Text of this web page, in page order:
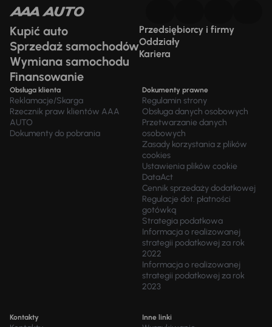
Kupić auto
Sprzedaż samochodów
Wymiana samochodu
Finansowanie
Przedsiębiorcy i firmy
Oddziały
Kariera
Obsługa klienta
Reklamacje/Skarga
Rzecznik praw klientów AAA
AUTO
Dokumenty do pobrania
Dokumenty prawne
Regulamin strony
Obsługa danych osobowych
Przetwarzanie danych
osobowych
Zasady korzystania z plików
cookies
Ustawienia plików cookie
DataAct
Cennik sprzedaży dodatkowej
Regulacje dot. płatności
gotówką
Strategia podatkowa
Informacja o realizowanej
strategii podatkowej za rok
2022
Informacja o realizowanej
strategii podatkowej za rok
2023
Kontakty Inne linki